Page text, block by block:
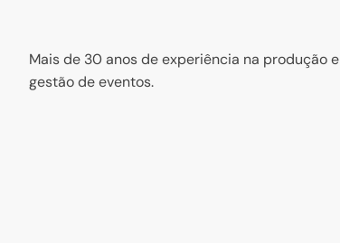
Mais de 30 anos de experiência na produção e
gestão de eventos.